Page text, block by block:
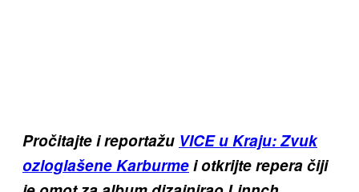
Pročitajte i reportažu VICE u Kraju: Zvuk
ozloglašene Karburmei otkrijte repera čiji